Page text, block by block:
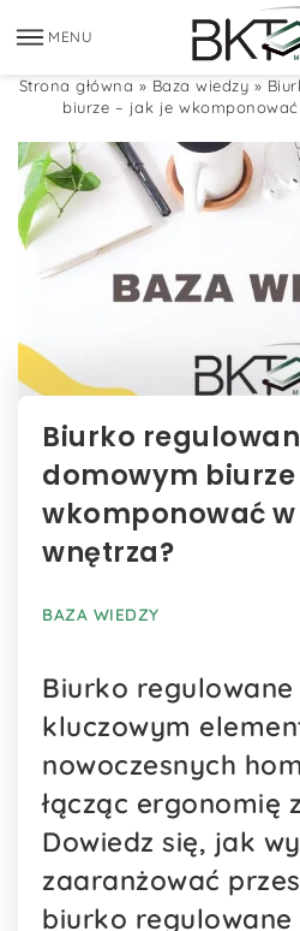
MENU
Strona główna » Baza wiedzy »
biurze – jak je
Biurko
domowym
wkomponować
wnętrza?
BAZA WIEDZY
Biurko
kluczowym
nowoczesnych
łącząc ergonomię
Dowiedz się, jak
zaaranżować
biurko